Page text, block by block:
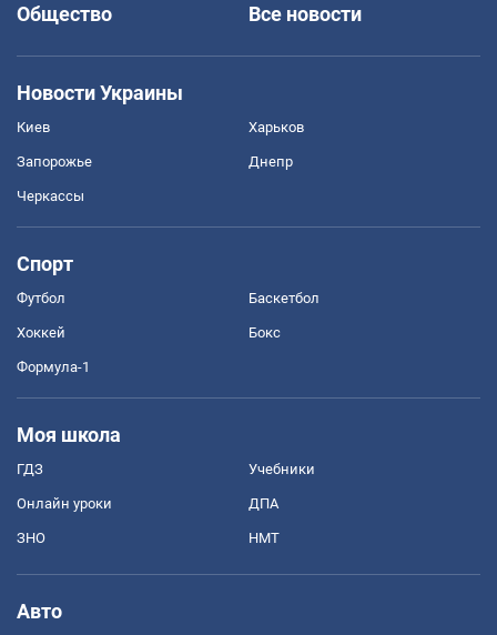
Общество
Все новости
Новости Украины
Киев Харьков
Запорожье Днепр
Черкассы
Спорт
Футбол Баскетбол
Хоккей Бокс
Формула-1
Моя школа
ГДЗ Учебники
Онлайн уроки ДПА
ЗНО НМТ
Авто